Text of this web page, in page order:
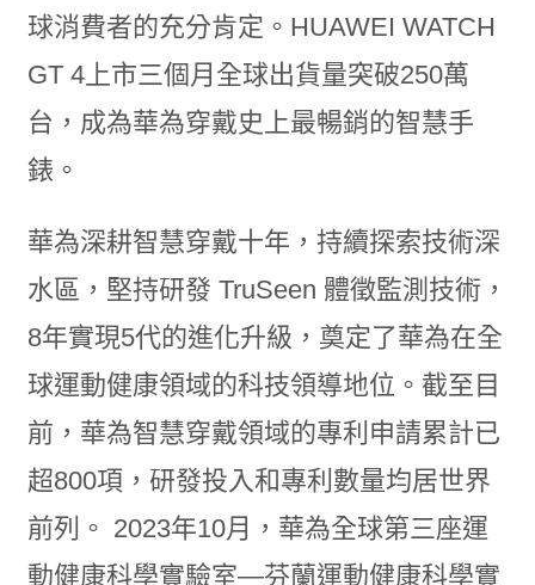
球消費者的充分肯定。HUAWEI WATCH
GT 4上市三個月全球出貨量突破250萬
台，成為華為穿戴史上最暢銷的智慧手
錶。
華為深耕智慧穿戴十年，持續探索技術深
水區，堅持研發 TruSeen 體徵監測技術，
8年實現5代的進化升級，奠定了華為在全
球運動健康領域的科技領導地位。截至目
前，華為智慧穿戴領域的專利申請累計已
超800項，研發投入和專利數量均居世界
前列。 2023年10月，華為全球第三座運
動健康科學實驗室—芬蘭運動健康科學實